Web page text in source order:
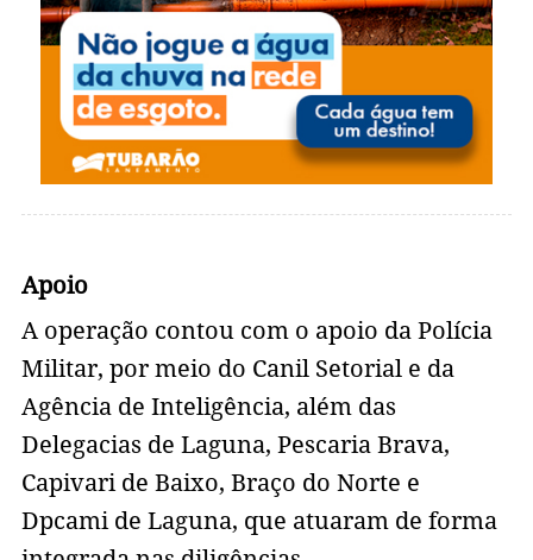
Apoio
A operação contou com o apoio da Polícia
Militar, por meio do Canil Setorial e da
Agência de Inteligência, além das
Delegacias de Laguna, Pescaria Brava,
Capivari de Baixo, Braço do Norte e
Dpcami de Laguna, que atuaram de forma